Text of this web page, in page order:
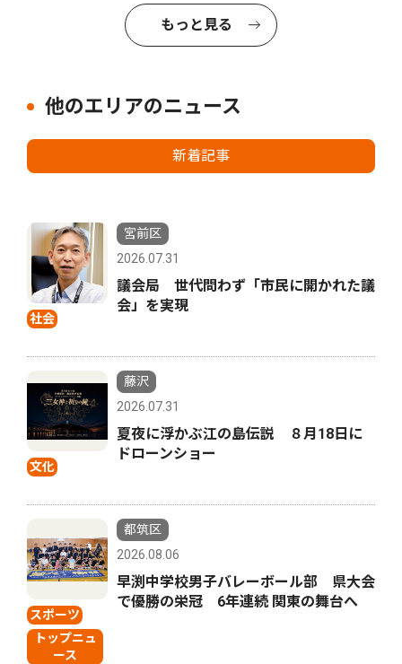
もっと見る
他のエリアのニュース
新着記事
社会
宮前区
2026.07.31
議会局 世代問わず「市民に開かれた議
会」を実現
文化
藤沢
2026.07.31
夏夜に浮かぶ江の島伝説 ８月18日に
ドローンショー
スポーツ
トップニュ
ース
都筑区
2026.08.06
早渕中学校男子バレーボール部 県大会
で優勝の栄冠 6年連続 関東の舞台へ